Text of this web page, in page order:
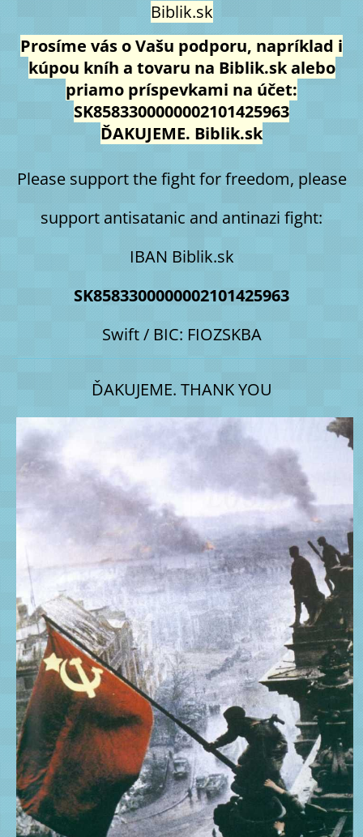
Biblik.sk
Prosíme vás o Vašu podporu, napríklad i
kúpou kníh a tovaru na Biblik.sk alebo
priamo príspevkami na účet:
SK8583300000002101425963
ĎAKUJEME. Biblik.sk
Please support the fight for freedom, please
support antisatanic and antinazi fight:
IBAN Biblik.sk
SK8583300000002101425963
Swift / BIC: FIOZSKBA
ĎAKUJEME. THANK YOU